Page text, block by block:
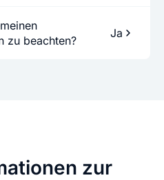
zu beachten?
Ja
zur